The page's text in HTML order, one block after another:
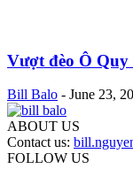
Vượt đèo Ô
Bill Balo - June 23,
ABOUT US
Contact us:
FOLLOW US